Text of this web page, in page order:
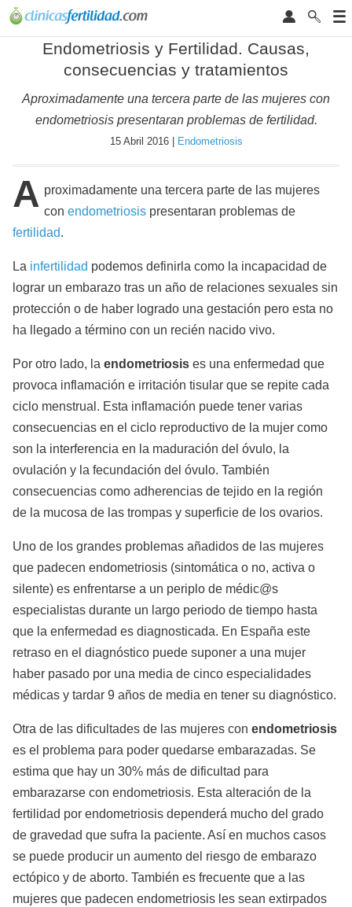
Endometriosis y Fertilidad. Causas,
consecuencias y tratamientos
Aproximadamente una tercera parte de las mujeres con
endometriosis presentaran problemas de fertilidad.
15 Abril 2016 | Endometriosis
A proximadamente una tercera parte de las mujeres
con endometriosispresentaran problemas de
fertilidad.
La infertilidad podemos definirla como la incapacidad de
lograr un embarazo tras un año de relaciones sexuales sin
protección o de haber logrado una gestación pero esta no
ha llegado a término con un recién nacido vivo.
Por otro lado, la endometriosis es una enfermedad que
provoca inflamación e irritación tisular que se repite cada
ciclo menstrual. Esta inflamación puede tener varias
consecuencias en el ciclo reproductivo de la mujer como
son la interferencia en la maduración del óvulo, la
ovulación y la fecundación del óvulo. También
consecuencias como adherencias de tejido en la región
de la mucosa de las trompas y superficie de los ovarios.
Uno de los grandes problemas añadidos de las mujeres
que padecen endometriosis (sintomática o no, activa o
silente) es enfrentarse a un periplo de médic@s
especialistas durante un largo periodo de tiempo hasta
que la enfermedad es diagnosticada. En España este
retraso en el diagnóstico puede suponer a una mujer
haber pasado por una media de cinco especialidades
médicas y tardar 9 años de media en tener su diagnóstico.
Otra de las dificultades de las mujeres con endometriosis
es el problema para poder quedarse embarazadas. Se
estima que hay un 30% más de dificultad para
embarazarse con endometriosis. Esta alteración de la
fertilidad por endometriosis dependerá mucho del grado
de gravedad que sufra la paciente. Así en muchos casos
se puede producir un aumento del riesgo de embarazo
ectópico y de aborto. También es frecuente que a las
mujeres que padecen endometriosis les sean extirpados